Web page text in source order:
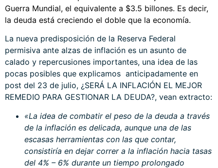
Guerra Mundial, el equivalente a $3.5 billones. Es decir,
la deuda está creciendo el doble que la economía.
La nueva predisposición de la Reserva Federal
permisiva ante alzas de inflación es un asunto de
calado y repercusiones importantes, una idea de las
pocas posibles que explicamos anticipadamente en
post del 23 de julio, ¿SERÁ LA INFLACIÓN EL MEJOR
REMEDIO PARA GESTIONAR LA DEUDA?, vean extracto:
«La idea de combatir el peso de la deuda a través
de la inflación es delicada, aunque una de las
escasas herramientas con las que contar,
consistiría en dejar correr a la inflación hacia tasas
del 4% – 6% durante un tiempo prolongado